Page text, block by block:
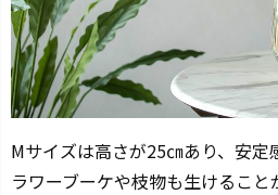
Mサイズは高さが25㎝あり、安定
ラワーブーケや枝物も生けること